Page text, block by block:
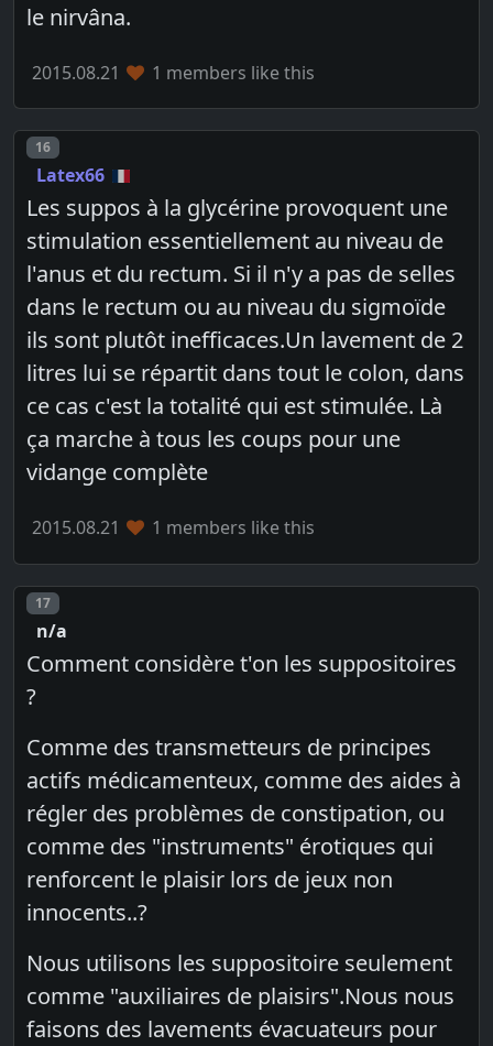
le nirvâna.
2015.08.21 1 members like this
Post number
16
Latex66
Les suppos à la glycérine provoquent une
stimulation essentiellement au niveau de
l'anus et du rectum. Si il n'y a pas de selles
dans le rectum ou au niveau du sigmoïde
ils sont plutôt inefficaces.Un lavement de 2
litres lui se répartit dans tout le colon, dans
ce cas c'est la totalité qui est stimulée. Là
ça marche à tous les coups pour une
vidange complète
2015.08.21 1 members like this
Post number
17
n/a
Comment considère t'on les suppositoires
?
Comme des transmetteurs de principes
actifs médicamenteux, comme des aides à
régler des problèmes de constipation, ou
comme des "instruments" érotiques qui
renforcent le plaisir lors de jeux non
innocents..?
Nous utilisons les suppositoire seulement
comme "auxiliaires de plaisirs".Nous nous
faisons des lavements évacuateurs pour